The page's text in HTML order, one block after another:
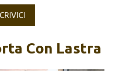
Con Lastra